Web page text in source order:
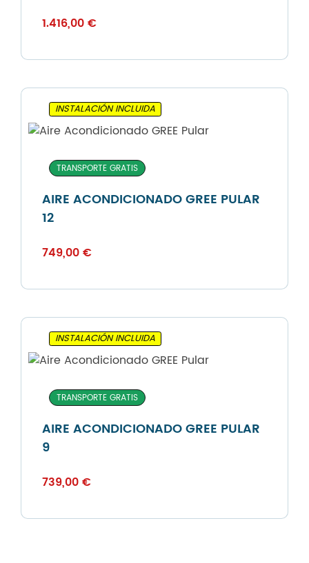
1.416,00€
INSTALACIÓN INCLUIDA
TRANSPORTE GRATIS
AIRE ACONDICIONADO GREE PULAR
12
749,00€
INSTALACIÓN INCLUIDA
TRANSPORTE GRATIS
AIRE ACONDICIONADO GREE PULAR
9
739,00€